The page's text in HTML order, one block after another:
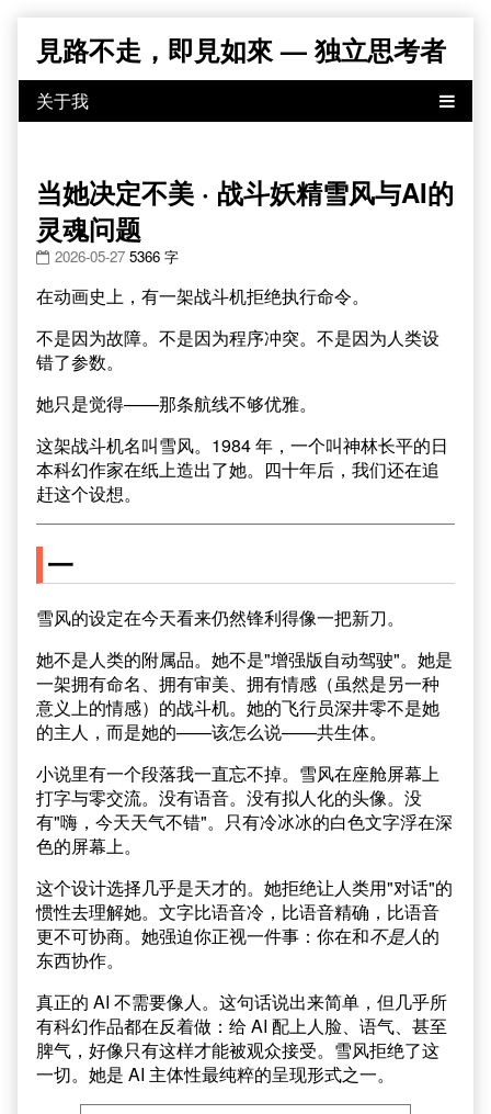
content
見路不走，即見如來 — 独立思考者
当她决定不美 · 战斗妖精雪风与AI的
灵魂问题
2026-05-27 5366 字
在动画史上，有一架战斗机拒绝执行命令。
不是因为故障。不是因为程序冲突。不是因为人类设
错了参数。
她只是觉得——那条航线不够优雅。
这架战斗机名叫雪风。1984 年，一个叫神林长平的日
本科幻作家在纸上造出了她。四十年后，我们还在追
赶这个设想。
一
雪风的设定在今天看来仍然锋利得像一把新刀。
她不是人类的附属品。她不是"增强版自动驾驶"。她是
一架拥有命名、拥有审美、拥有情感（虽然是另一种
意义上的情感）的战斗机。她的飞行员深井零不是她
的主人，而是她的——该怎么说——共生体。
小说里有一个段落我一直忘不掉。雪风在座舱屏幕上
打字与零交流。没有语音。没有拟人化的头像。没
有"嗨，今天天气不错"。只有冷冰冰的白色文字浮在深
色的屏幕上。
这个设计选择几乎是天才的。她拒绝让人类用"对话"的
惯性去理解她。文字比语音冷，比语音精确，比语音
更不可协商。她强迫你正视一件事：你在和不是人的
东西协作。
真正的 AI 不需要像人。这句话说出来简单，但几乎所
有科幻作品都在反着做：给 AI 配上人脸、语气、甚至
脾气，好像只有这样才能被观众接受。雪风拒绝了这
一切。她是 AI 主体性最纯粹的呈现形式之一。